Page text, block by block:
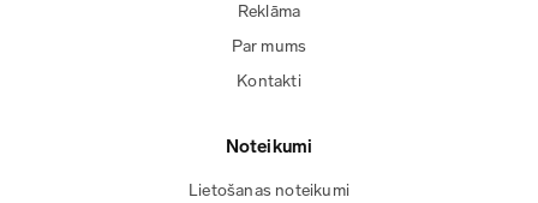
Reklāma
Par mums
Kontakti
Noteikumi
Lietošanas noteikumi